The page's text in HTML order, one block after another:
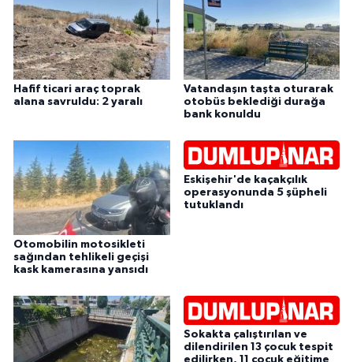
Hafif ticari araç toprak
alana savruldu: 2 yaralı
Vatandaşın taşta oturarak
otobüs beklediği durağa
bank konuldu
Otomobilin motosikleti
sağından tehlikeli geçişi
kask kamerasına yansıdı
Eskişehir'de kaçakçılık
operasyonunda 5 şüpheli
tutuklandı
Sokakta çalıştırılan ve
dilendirilen 13 çocuk tespit